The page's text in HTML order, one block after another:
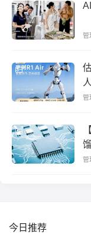
管
管
管
今日推荐